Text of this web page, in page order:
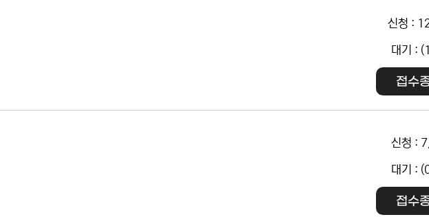
신청 :
대기 :
접수
신청 :
대기 :
접수